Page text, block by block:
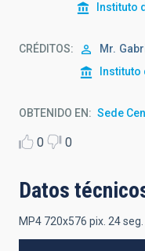
Instituto
CRÉDITOS Mr.
OBTENIDO EN Sede
0 0
Datos
MP4 720x576 pix. 24 seg.